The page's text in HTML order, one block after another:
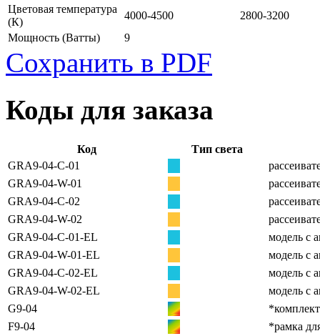
Цветовая температура
(К)
4000-4500
2800-3200
Мощность (Ватты) 9
Сохранить в PDF
Коды для заказа
Код
Тип света
GRA9-04-C-01
GRA9-04-W-01
GRA9-04-C-02
GRA9-04-W-02
GRA9-04-C-01-EL
модель с
GRA9-04-W-01-EL
модель с
GRA9-04-C-02-EL
модель с
GRA9-04-W-02-EL
модель с
G9-04
F9-04
*рамка